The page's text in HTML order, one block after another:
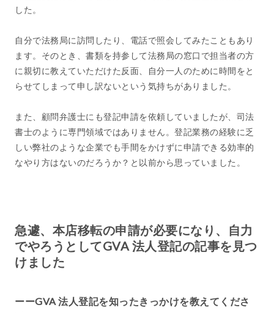
した。
自分で法務局に訪問したり、電話で照会してみたこともあり
ます。そのとき、書類を持参して法務局の窓口で担当者の方
に親切に教えていただけた反面、自分一人のために時間をと
らせてしまって申し訳ないという気持ちがありました。
また、顧問弁護士にも登記申請を依頼していましたが、司法
書士のように専門領域ではありません。登記業務の経験に乏
しい弊社のような企業でも手間をかけずに申請できる効率的
なやり方はないのだろうか？と以前から思っていました。
急遽、本店移転の申請が必要になり、自力
でやろうとしてGVA 法人登記の記事を見つ
けました
ーーGVA 法人登記を知ったきっかけを教えてくださ